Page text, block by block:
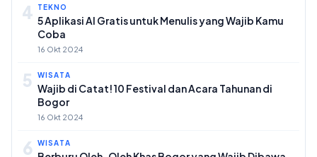
4 TEKNO
5 Aplikasi AI Gratis untuk Menulis yang Wajib Kamu
Coba
16 Okt 2024
5 WISATA
Wajib di Catat! 10 Festival dan Acara Tahunan di
Bogor
16 Okt 2024
6 WISATA